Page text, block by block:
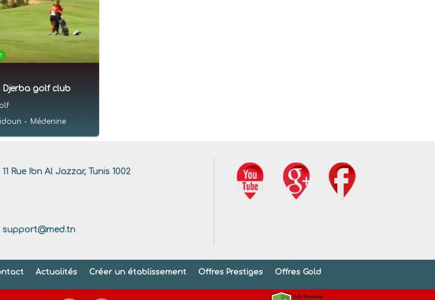
Djerba golf club
- Médenine
11 Rue Ibn Al Jazzar, Tunis 1002
support@med.tn
Actualités Créer un établissement Offres Prestiges Offres Gold